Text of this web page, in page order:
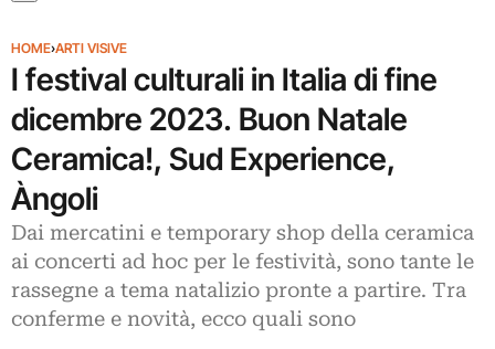
HOME›ARTI VISIVE
I festival culturali in Italia di fine
dicembre 2023. Buon Natale
Ceramica!, Sud Experience,
Àngoli
Dai mercatini e temporary shop della ceramica
ai concerti ad hoc per le festività, sono tante le
rassegne a tema natalizio pronte a partire. Tra
conferme e novità, ecco quali sono